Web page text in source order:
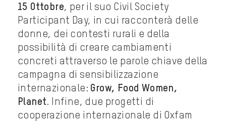
15 Ottobre, per il suo Civil Society
Participant Day, in cui racconterà delle
donne, dei contesti rurali e della
possibilità di creare cambiamenti
concreti attraverso le parole chiave della
campagna di sensibilizzazione
internazionale: Grow, Food Women,
Planet. Infine, due progetti di
cooperazione internazionale di Oxfam